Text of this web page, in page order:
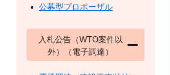
公募型プロポーザル
入札公告（WTO案件以
外）（電子調達）